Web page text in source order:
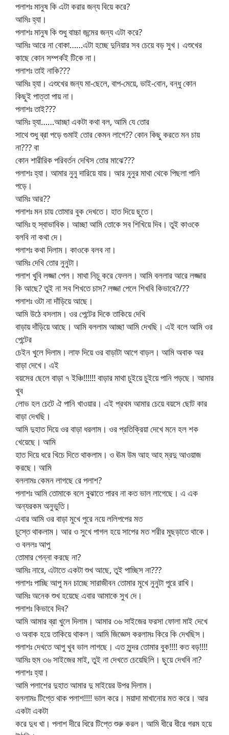
পলাশঃ মানুষ কি এটা করার জন্য বিয়ে করে?
আমিঃ হ্যা।
পলাশঃ মানুষ কি শুধু বাচ্চা জন্মের জন্য এটা করে?
আমিঃ আরে না বোকা……এটা হচ্ছে দুনিয়ার সব চেয়ে বড় সুখ। এশুখের
কাছে কোন সম্পর্কই টিকে না।
পলাশঃ তাই নাকি???
আমিঃ হ্যা। এশুখের জন্য মা-ছেলে, বাপ-মেয়ে, ভাই-বোন, বন্ধু কোন
কিছুই পাত্তা পায় না।
পলাশঃ তাই???
আমিঃ হ্যা……আচ্ছা একটা কথা বল, আমি যে তোর
সাথে শুধু ব্রা পড়ে গুমাই তোর কেমন লাগে?? কোন কিছু করতে মন চায়
না??? বা
কোন শারীরিক পরিবর্তন দেখিস তোর মাঝে???
পলাশঃ হ্যা। আমার নুনু দারিয়ে যায়। আর নুনুর মাথা থেকে পিছলা পানি
পড়ে।
আমিঃ আর??
পলাশঃ মন চায় তোমার বুক দেখতে। হাত দিয়ে ছুতে।
আমিঃ হু স্বাভাবিক। আচ্ছা আমি তোকে সব শিখিয়ে দিব। তুই কাওকে
বলবি না কথা দে।
পলাশঃ কথা দিলাম। কাওকে বলব না।
আমিঃ দেখি তোর নুনুটা।
পলাশ খুবি লজ্জা পেল। মাথা নিচু করে ফেলল। আমি বললার আরে লজ্জার
কি আছে? তুই না সব শিখতে চাস? লজ্জা পেলে শিখবি কিভাবে?/??
পলাশঃ ওটা না দাঁড়িয়ে আছে।
আমি উঠে বসলাম। ওর পেন্টের দিকে তাকিয়ে দেখি
বাড়ায় দাঁড়িয়ে আছে। আমি বললাম আচ্ছা আমি দেখছি। এই বলে আমি ওর
পেন্টের
চেইন খুলে দিলাম। লাফ দিয়ে ওর বাড়াটা আগে বাড়ল। আমি অবাক অর
বাড়া দেখে। এই
বয়সের ছেলে বাড়া ৭ ইঞ্চি!!!!!! বাড়ার মাথা চুইয়ে চুইয়ে পানি পড়ছে। আমার
খুব
লোভ হল চেটে ঐ পানি খাওয়ার। এই প্রথম আমার চেয়ে বয়সে ছোট কার
বাড়া দেখছি।
আমি দুহাত দিয়ে ওর বাড়া ধরলাম। ওর প্রতিক্রিয়া দেখে মনে হল শক
খেয়েছে। আমি
হাত দিয়ে ধরে খিচে দিতে থাকলাম। ও ঊম উম আহ আহ ম্রদু আওয়াজ
করছে। আমি
বললামঃ কেমন লাগছে রে পলাশ?
পলাশঃ আমি তোমাকে বলে বুঝাতে পারব না কত ভাল লাগেছে। এ এক
অন্যরকম অনুভুতি।
এবার আমি ওর বাড়া মুখে পুরে নয়ে ললিপপের মত
চুস্তে থাকলাম। আর ও সুখে পাগল হয়ে সাপের মত শরীর মুছড়াতে থাকে।
ও বললঃ আপু
তোমার গেন্না করছে না?
আমিঃ নারে, এটাতে একটা শুখ আছে, তুই পাচ্ছিস না???
পলাশঃ পাচ্ছি আপু মন চাচ্ছে সারাজীবন তোমার মুখে নুনুটা পুরে রাখি।
আমিঃ অনেক শুখ হয়েছে এবার আমাকে সুখ দে।
পলাশঃ কিভাবে দিব?
আমি আমার ব্রা খুলে দিলাম। আমার ৩৬ সাইজের ফরসা ফোলা মাই দেখে
ও অবাক হয়ে তাকিয়ে থাকল। আমি জিজ্ঞেস করলামঃ কিরে কি দেখছিস।
পলাশঃ দেখতে আপু খুব ভাল লাগছে। এত সুন্দর তোমার বুক!!!! কত বড়!!!!
আমিঃ হুম ৩৬ সাইজের মাই, তুই না দেখতে চেয়েছিলি। ছুয়ে দেখবি না?
পলাশঃ হ্যা।
আমি পলাশের দুহাত আমার দু মাইয়ের উপর দিলাম।
বললামঃ টিপ্তে থাক পলাশ!!!! ভাল করে। ময়াদা মাখানোর মত করে। আর
একটা একটা
করে দুধ খা। পলাশ দীরে ধিরে টিপ্তে শুরু করল। আমি ধীরে ধীরে গরম হয়ে